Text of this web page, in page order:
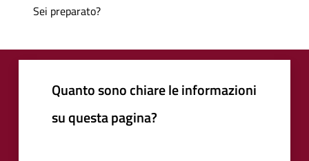
Sei preparato?
Quanto sono chiare le informazioni
su questa pagina?